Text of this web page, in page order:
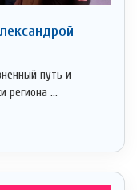
путь и
региона ...